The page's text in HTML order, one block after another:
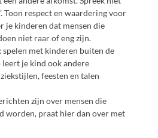
Toon respect en waardering voor
je kinderen dat mensen die
niet raar of eng zijn.
spelen met kinderen buiten de
leert je kind ook andere
feesten en talen
zijn over mensen die
worden, praat hier dan over met